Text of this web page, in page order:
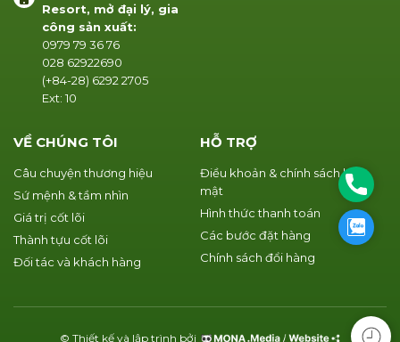
VỀ CHÚNG TÔI
Câu chuyện thương hiệu
Sứ mệnh & tầm nhìn
Giá trị cốt lõi
Thành tựu cốt lõi
Đối tác và khách hàng
HỖ TRỢ
Điều khoản & chính sách bảo
mật
Hình thức thanh toán
Các bước đặt hàng
Chính sách đổi hàng
Resort, mở đại lý, gia
công sản xuất:
0979 79 36 76
028 62922690
(+84-28) 6292 2705
Ext: 10
© Thiết kế và lập trình bởi
Phone
Zalo